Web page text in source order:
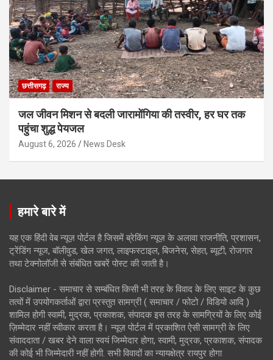
छत्तीसगढ़ राज्य
जल जीवन मिशन से बदली जारामोंगिया की तस्वीर, हर घर तक
पहुंचा शुद्ध पेयजल
August 6, 2026 News Desk
हमारे बारे में
यह एक हिंदी वेब न्यूज़ पोर्टल है जिसमें ब्रेकिंग न्यूज़ के अलावा राजनीति, प्रशासन,
ट्रेंडिंग न्यूज, बॉलीवुड, खेल जगत, लाइफस्टाइल, बिजनेस, सेहत, ब्यूटी, रोजगार
तथा टेक्नोलॉजी से संबंधित खबरें पोस्ट की जाती है।
Disclaimer - समाचार से सम्बंधित किसी भी तरह के विवाद के लिए साइट के कुछ
तत्वों में उपयोगकर्ताओं द्वारा प्रस्तुत सामग्री ( समाचार / फोटो / विडियो आदि )
शामिल होगी स्वामी, मुद्रक, प्रकाशक, संपादक इस तरह के सामग्रियों के लिए कोई
ज़िम्मेदार नहीं स्वीकार करता है। न्यूज़ पोर्टल में प्रकाशित ऐसी सामग्री के लिए
संवाददाता / खबर देने वाला स्वयं जिम्मेदार होगा, स्वामी, मुद्रक, प्रकाशक, संपादक
की कोई भी जिम्मेदारी नहीं होगी. सभी विवादों का न्यायक्षेत्र रायपुर होगा